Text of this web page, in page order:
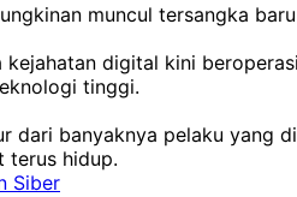
muncul tersangka
digital kini
tinggi.
dari banyaknya pelaku
terus hidup.
Siber